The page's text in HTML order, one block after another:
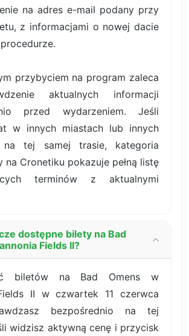
na adres e-mail podany przy
z informacjami o nowej dacie
przybyciem na program zaleca
aktualnych informacji
przed wydarzeniem. Jeśli
w innych miastach lub innych
na tej samej trasie, kategoria
na Cronetiku pokazuje pełną listę
terminów z aktualnymi
dostępne bilety na Bad
Fields II?
biletów na Bad Omens w
II w czwartek 11 czerwca
bezpośrednio na tej
widzisz aktywną cenę i przycisk